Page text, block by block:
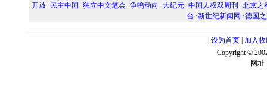
·开放 · 民主中国 ·独立中文笔会 ·争鸣动向 ·大纪元 ·中国人权双周刊 ·北京之
台 ·新世纪新闻网 ·德国
设为首页 加入
Copyright ©
网址